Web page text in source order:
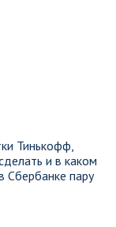
Тинькофф,
и в каком
Сбербанке пару